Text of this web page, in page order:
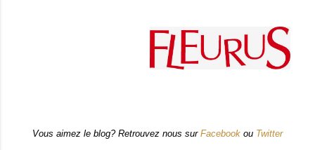
Vous aimez le blog? Retrouvez nous sur Facebook ou Twitter